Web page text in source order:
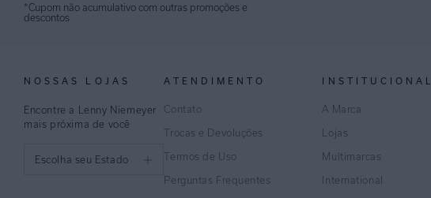
*Cupom não acumulativo com outras promoções e
descontos
NOSSAS LOJAS
Encontre a Lenny Niemeyer
mais próxima de você
Escolha seu Estado
ATENDIMENTO
Contato
Trocas e Devoluções
Termos de Uso
Perguntas Frequentes
INSTITUCIONAL
A Marca
Lojas
Multimarcas
International